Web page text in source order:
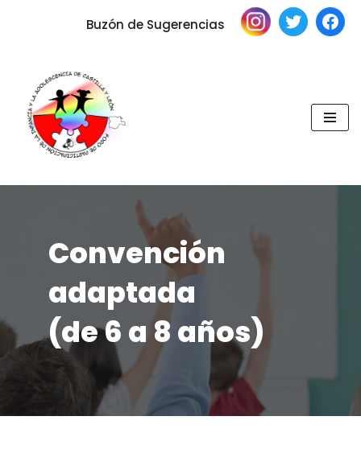
contenido
Buzón de Sugerencias
Convención
adaptada
(de 6 a 8 años)